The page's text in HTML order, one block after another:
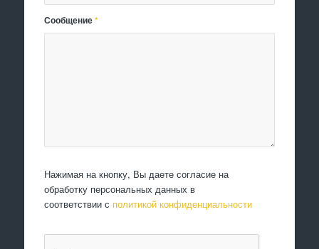
Сообщение*
Нажимая на кнопку, Вы даете согласие на
обработку персональных данных в
соответствии с политикой конфиденциальности